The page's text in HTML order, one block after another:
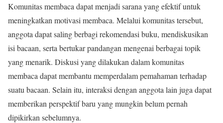
Komunitas membaca dapat menjadi sarana yang efektif untuk
meningkatkan motivasi membaca. Melalui komunitas tersebut,
anggota dapat saling berbagi rekomendasi buku, mendiskusikan
isi bacaan, serta bertukar pandangan mengenai berbagai topik
yang menarik. Diskusi yang dilakukan dalam komunitas
membaca dapat membantu memperdalam pemahaman terhadap
suatu bacaan. Selain itu, interaksi dengan anggota lain juga dapat
memberikan perspektif baru yang mungkin belum pernah
dipikirkan sebelumnya.